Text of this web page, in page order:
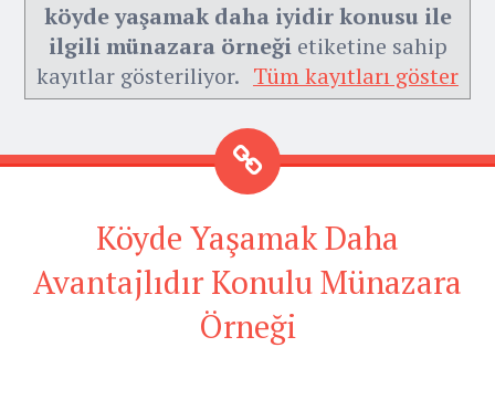
köyde yaşamak daha iyidir konusu ile
ilgili münazara örneğietiketine sahip
kayıtlar gösteriliyor. Tüm kayıtları göster
Köyde Yaşamak Daha
Avantajlıdır Konulu Münazara
Örneği